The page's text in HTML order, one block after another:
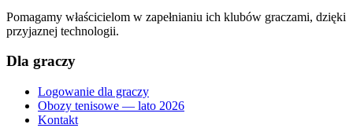
Pomagamy właścicielom w zapełnianiu ich klubów graczami, dzięki
przyjaznej technologii.
Dla graczy
Logowanie dla graczy
Obozy tenisowe — lato 2026
Kontakt